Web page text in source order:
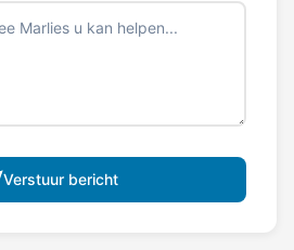
Verstuur bericht